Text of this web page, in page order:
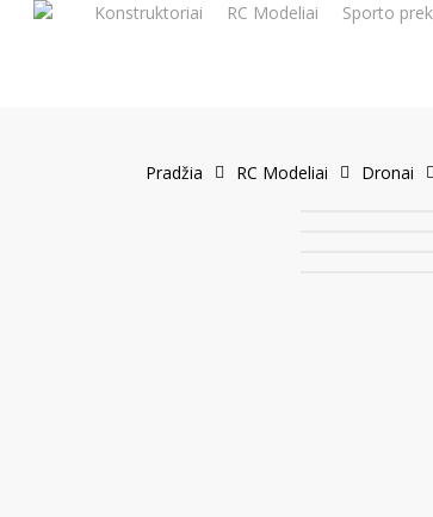
Konstruktoriai RC Modeliai Sporto
Pradžia RC Modeliai Dronai